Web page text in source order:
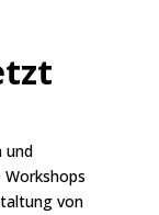
und
von